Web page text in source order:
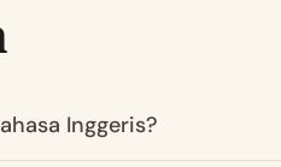
Inggeris?